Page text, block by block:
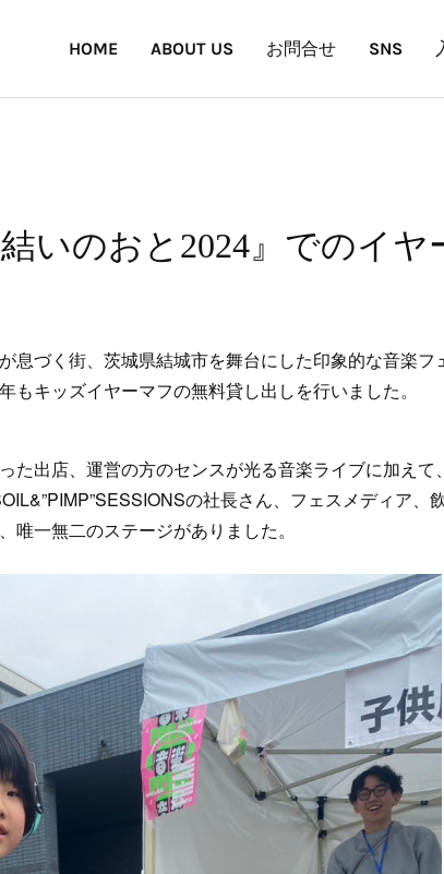
HOME ABOUT US お問合せ SNS
いのおと2024』でのイヤ
息づく街、茨城県結城市を舞台にした印象的な音楽
もキッズイヤーマフの無料貸し出しを行いました。
た出店、運営の方のセンスが光る音楽ライブに加え
の社長さん、フェスメディア、
唯一無二のステージがありました。